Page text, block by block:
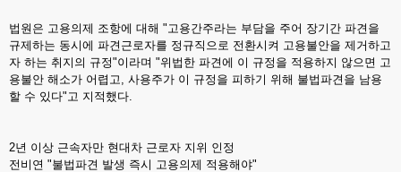
법원은 고용의제 조항에 대해 "고용간주라는 부담을 주어 장기간 파견을
규제하는 동시에 파견근로자를 정규직으로 전환시켜 고용불안을 제거하고
자 하는 취지의 규정"이라며 "위법한 파견에 이 규정을 적용하지 않으면 고
용불안 해소가 어렵고, 사용주가 이 규정을 피하기 위해 불법파견을 남용
할 수 있다"고 지적했다.
2년 이상 근속자만 현대차 근로자 지위 인정
전비연 "불법파견 발생 즉시 고용의제 적용해야"